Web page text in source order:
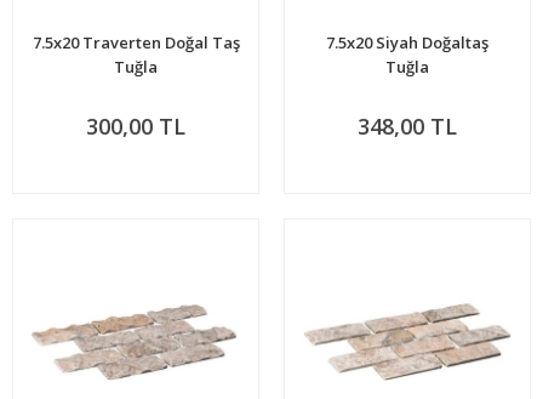
7.5x20 Traverten Doğal Taş
Tuğla
300,00 TL
7.5x20 Siyah Doğaltaş
Tuğla
348,00 TL